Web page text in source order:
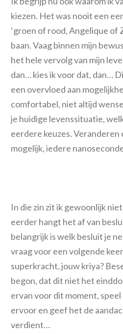
kiezen. Het was nooit een
‘groen of rood, Angelique of
baan. Vaag binnen mijn
het hele vervolg van mijn
dan… kies ik voor dat, dan…
een overvloed aan
comfortabel, niet altijd
je huidige levenssituatie,
eerdere keuzes. Veranderen
mogelijk, iedere
In die zin zit ik gewoonlijk
eerder hangt het af van
belangrijk is welk besluit je
vraag voor een volgende
superkracht, jouw kriya?
begon, dat dit niet het
ervan voor dit moment,
ervoor en geef het de
verdient…